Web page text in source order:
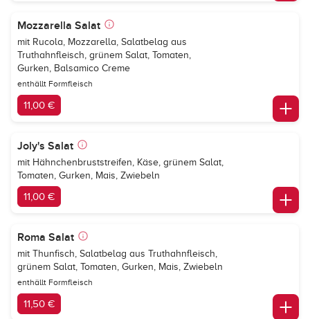
Mozzarella Salat
mit Rucola, Mozzarella, Salatbelag aus
Truthahnfleisch, grünem Salat, Tomaten,
Gurken, Balsamico Creme
enthällt Formfleisch
11,00 €
Joly's Salat
mit Hähnchenbruststreifen, Käse, grünem Salat,
Tomaten, Gurken, Mais, Zwiebeln
11,00 €
Roma Salat
mit Thunfisch, Salatbelag aus Truthahnfleisch,
grünem Salat, Tomaten, Gurken, Mais, Zwiebeln
enthällt Formfleisch
11,50 €